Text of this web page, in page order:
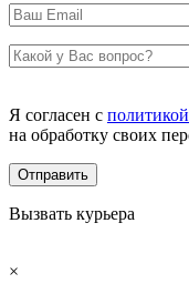
Я согласен с
на обработку своих
Вызвать курьера
×